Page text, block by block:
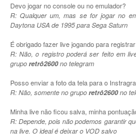
Devo jogar no console ou no emulador?
R: Qualquer um, mas se for jogar no
Daytona USA de 1995 para Sega Saturn
É obrigado fazer live jogando para
R: Não, o registro poderá ser feito em
grupo retrô2600no telegram
Posso enviar a foto da tela para o
R: Não, somente no grupo retrô2600no
Minha live não ficou salva, minha
R: Depende, pois não podemos garantir
na live. O ideal é deixar o VOD salvo